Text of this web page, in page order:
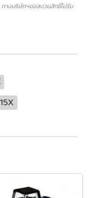
างบริษัทฯขอสงวนสิทธิ์ไม่รับ